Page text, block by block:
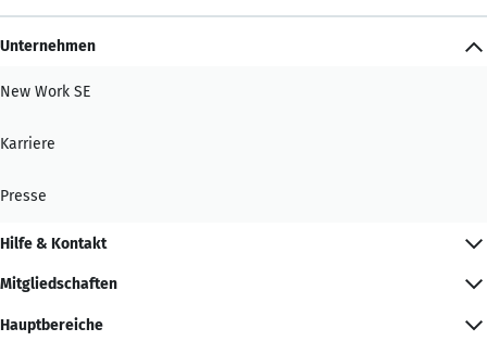
Unternehmen
New Work SE
Karriere
Presse
Hilfe & Kontakt
Mitgliedschaften
Hauptbereiche